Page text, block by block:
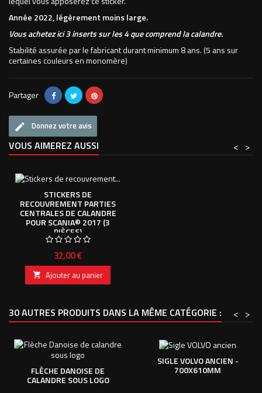
Année 2022, légèrement moins large.
Vous achetez ici 3 inserts sur les 4 que comprend la calandre.
Stabilité assurée par le fabricant durant minimum 8 ans. (5 ans sur
certaines couleurs en monomère)
Partager
Donnez votre avis
VOUS AIMEREZ AUSSI >
<
STICKERS DE
RECOUVREMENT PARTIES
CENTRALES DE CALANDRE
POUR SCANIA© 2017 (3
PIÈCES)
Prix
32,00 €
 Ajouter au panier
30 AUTRES PRODUITS DANS LA MÊME CATÉGORIE : >
<
FLÈCHE DANOISE DE
CALANDRE SOUS LOGO
SIGLE VOLVO ANCIEN -
700X610MM